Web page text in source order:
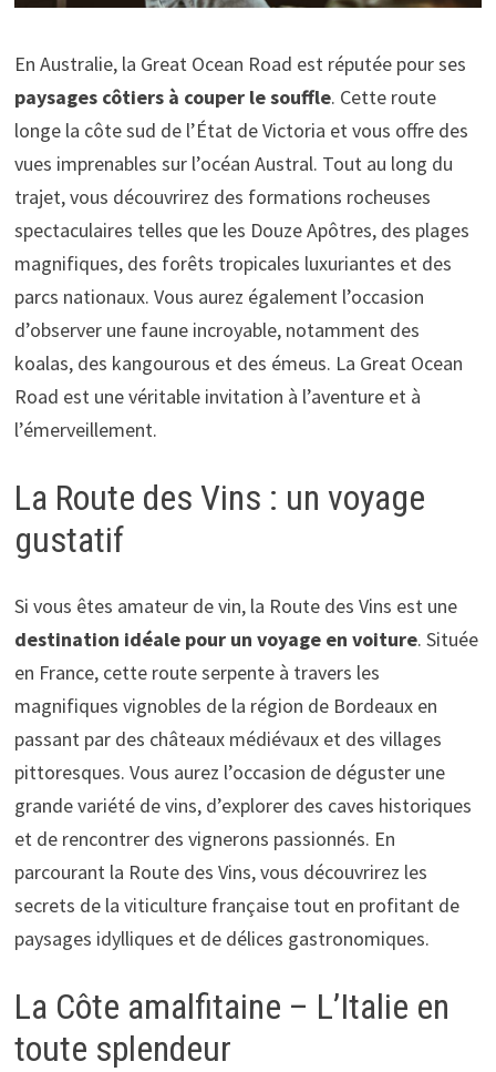
En Australie, la Great Ocean Road est réputée pour ses
paysages côtiers à couper le souffle. Cette route
longe la côte sud de l’État de Victoria et vous offre des
vues imprenables sur l’océan Austral. Tout au long du
trajet, vous découvrirez des formations rocheuses
spectaculaires telles que les Douze Apôtres, des plages
magnifiques, des forêts tropicales luxuriantes et des
parcs nationaux. Vous aurez également l’occasion
d’observer une faune incroyable, notamment des
koalas, des kangourous et des émeus. La Great Ocean
Road est une véritable invitation à l’aventure et à
l’émerveillement.
La Route des Vins : un voyage
gustatif
Si vous êtes amateur de vin, la Route des Vins est une
destination idéale pour un voyage en voiture. Située
en France, cette route serpente à travers les
magnifiques vignobles de la région de Bordeaux en
passant par des châteaux médiévaux et des villages
pittoresques. Vous aurez l’occasion de déguster une
grande variété de vins, d’explorer des caves historiques
et de rencontrer des vignerons passionnés. En
parcourant la Route des Vins, vous découvrirez les
secrets de la viticulture française tout en profitant de
paysages idylliques et de délices gastronomiques.
La Côte amalfitaine – L’Italie en
toute splendeur